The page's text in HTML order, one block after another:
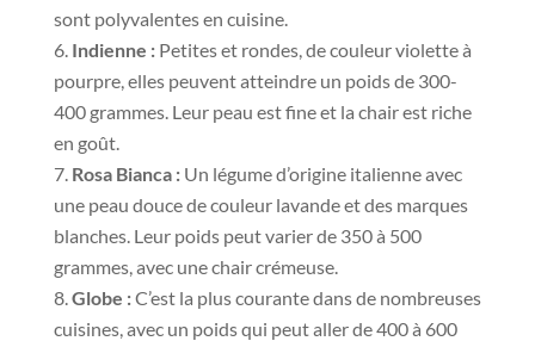
sont polyvalentes en cuisine.
Indienne : Petites et rondes, de couleur violette à
pourpre, elles peuvent atteindre un poids de 300-
400 grammes. Leur peau est fine et la chair est riche
en goût.
Rosa Bianca :Un légume d’origine italienne avec
une peau douce de couleur lavande et des marques
blanches. Leur poids peut varier de 350 à 500
grammes, avec une chair crémeuse.
Globe :C’est la plus courante dans de nombreuses
cuisines, avec un poids qui peut aller de 400 à 600